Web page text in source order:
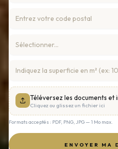
Téléversez les documents et
Cliquez ou glissez un fichier ici
Formats acceptés : PDF, PNG, JPG — 1 Mo max.
ENVOYER MA